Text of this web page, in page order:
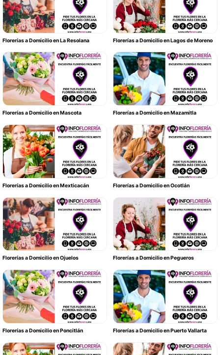
Florerías a Domicilio en La Resolana Florerías a Domicilio en Lagos de Moreno
Florerías a Domicilio en Mascota Florerías a Domicilio en Mazamitla
Florerías a Domicilio en Mexticacán Florerías a Domicilio en Ocotlán
Florerías a Domicilio en Ojuelos Florerías a Domicilio en Pegueros
Florerías a Domicilio en Poncitlán Florerías a Domicilio en Puerto Vallarta